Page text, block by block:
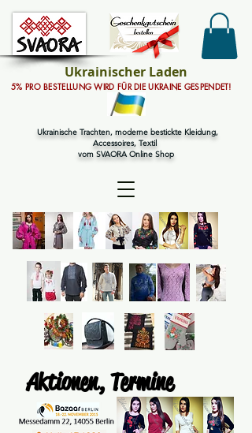
Ukrainische Trachten, moderne bestickte Kleidung,
Accessoires, Textil
vom SVAORA Online Shop
5% PRO BESTELLUNG WIRD FÜR DIE UKRAINE GESPENDET!
Ukrainischer Laden
Aktionen, Termine